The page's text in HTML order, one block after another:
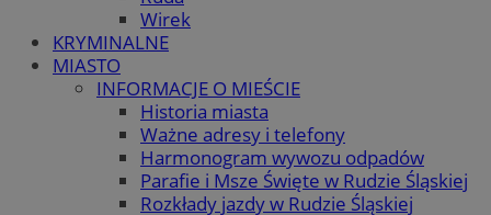
Wirek
KRYMINALNE
MIASTO
INFORMACJE O MIEŚCIE
Historia miasta
Ważne adresy i telefony
Harmonogram wywozu odpadów
Parafie i Msze Święte w Rudzie Śląskiej
Rozkłady jazdy w Rudzie Śląskiej